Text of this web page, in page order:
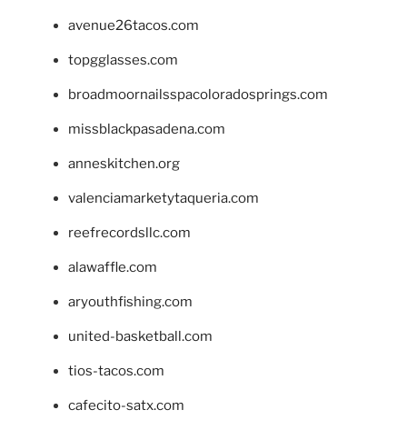
avenue26tacos.com
topgglasses.com
broadmoornailsspacoloradosprings.com
missblackpasadena.com
anneskitchen.org
valenciamarketytaqueria.com
reefrecordsllc.com
alawaffle.com
aryouthfishing.com
united-basketball.com
tios-tacos.com
cafecito-satx.com